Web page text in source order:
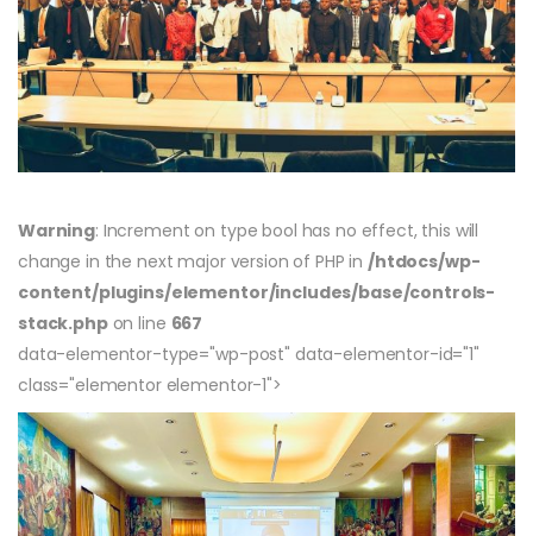
Warning: Increment on type bool has no effect, this will
change in the next major version of PHP in /htdocs/wp-
content/plugins/elementor/includes/base/controls-
stack.phpon line 667
data-elementor-type="wp-post" data-elementor-id="1"
class="elementor elementor-1">